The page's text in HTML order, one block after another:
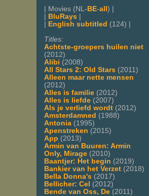
| Movies (NL-BE-all) |
| BluRays |
| English subtitled (124) |
Titles:
Achtste-groepers huilen niet
(2012)
Alibi (2008)
All Stars 2: Old Stars (2011)
Alleen maar nette mensen
(2012)
Alles is familie (2012)
Alles is liefde (2007)
Als je verliefd wordt (2012)
Amsterdamned (1988)
Antonia (1995)
Apenstreken (2015)
App (2013)
Armin van Buuren: Armin
Only, Mirage (2010)
Baantjer: Het begin (2019)
Bankier van het Verzet (2018)
Bella Donna's (2017)
Bellicher: Cel (2012)
Bende van Oss, De (2011)